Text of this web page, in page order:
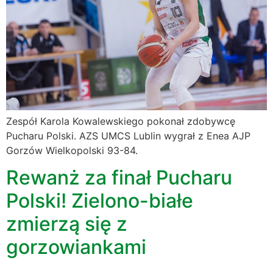
Zespół Karola Kowalewskiego pokonał zdobywcę
Pucharu Polski. AZS UMCS Lublin wygrał z Enea AJP
Gorzów Wielkopolski 93-84.
Rewanż za finał Pucharu
Polski! Zielono-białe
zmierzą się z
gorzowiankami